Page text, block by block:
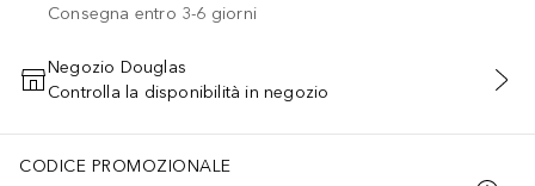
Consegna entro 3-6 giorni
AGGIUNGI AL CARRELLO
Negozio Douglas
Controlla la disponibilità in negozio
CODICE PROMOZIONALE